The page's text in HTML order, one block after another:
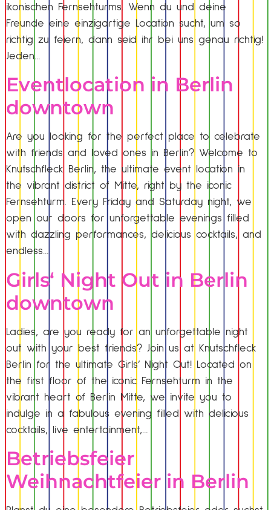
ikonischen Fernsehturms. Wenn du und deine
Freunde eine einzigartige Location sucht, um so
richtig zu feiern, dann seid ihr bei uns genau richtig!
Jeden…
Eventlocation in Berlin
downtown
Are you looking for the perfect place to celebrate
with friends and loved ones in Berlin? Welcome to
Knutschfleck Berlin, the ultimate event location in
the vibrant district of Mitte, right by the iconic
Fernsehturm. Every Friday and Saturday night, we
open our doors for unforgettable evenings filled
with dazzling performances, delicious cocktails, and
endless…
Girls‘ Night Out in Berlin
downtown
Ladies, are you ready for an unforgettable night
out with your best friends? Join us at Knutschfleck
Berlin for the ultimate Girls’ Night Out! Located on
the first floor of the iconic Fernsehturm in the
vibrant heart of Berlin Mitte, we invite you to
indulge in a fabulous evening filled with delicious
cocktails, live entertainment,…
Betriebsfeier
Weihnachtfeier in Berlin